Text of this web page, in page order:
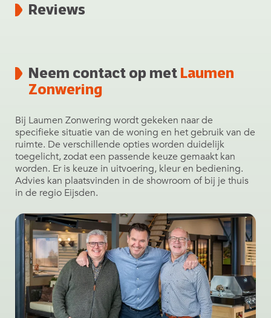
Reviews
Neem contact op met Laumen
Zonwering
Bij Laumen Zonwering wordt gekeken naar de
specifieke situatie van de woning en het gebruik van de
ruimte. De verschillende opties worden duidelijk
toegelicht, zodat een passende keuze gemaakt kan
worden. Er is keuze in uitvoering, kleur en bediening.
Advies kan plaatsvinden in de showroom of bij je thuis
in de regio Eijsden.